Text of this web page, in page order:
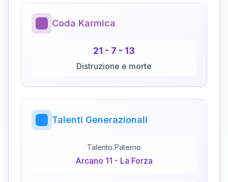
Coda Karmica
21 - 7 - 13
Distruzione e morte
Talenti Generazionali
Talento Paterno
Arcano 11 - La Forza